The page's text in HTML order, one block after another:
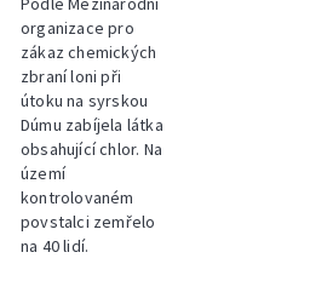
organizace pro
zákaz chemických
zbraní loni při
útoku na syrskou
Dúmu zabíjela látka
obsahující chlor. Na
území
kontrolovaném
povstalci zemřelo
na 40 lidí.